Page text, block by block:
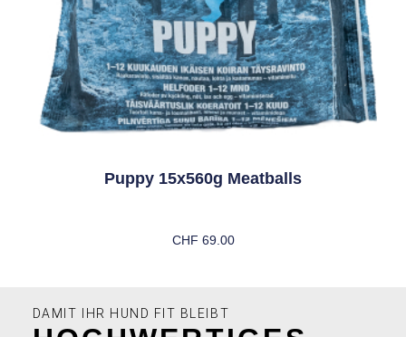
Puppy 15x560g Meatballs
CHF 69.00
DAMIT IHR HUND FIT BLEIBT